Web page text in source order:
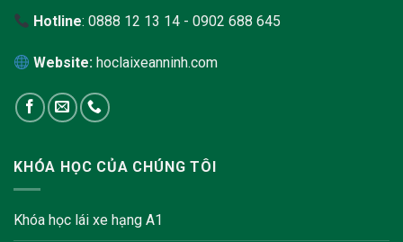
Hotline: 0888 12 13 14 - 0902 688 645
Website:hoclaixeanninh.com
KHÓA HỌC CỦA CHÚNG TÔI
Khóa học lái xe hạng A1